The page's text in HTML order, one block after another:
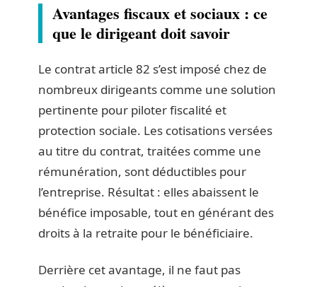
Avantages fiscaux et sociaux : ce
que le dirigeant doit savoir
Le contrat article 82 s’est imposé chez de
nombreux dirigeants comme une solution
pertinente pour piloter fiscalité et
protection sociale. Les cotisations versées
au titre du contrat, traitées comme une
rémunération, sont déductibles pour
l’entreprise. Résultat : elles abaissent le
bénéfice imposable, tout en générant des
droits à la retraite pour le bénéficiaire.
Derrière cet avantage, il ne faut pas